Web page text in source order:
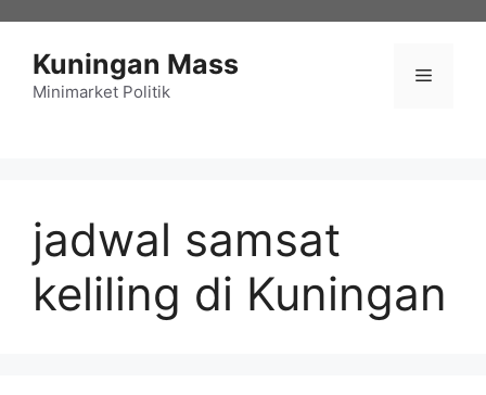
Kuningan Mass
Minimarket Politik
Menu
jadwal samsat
keliling di Kuningan